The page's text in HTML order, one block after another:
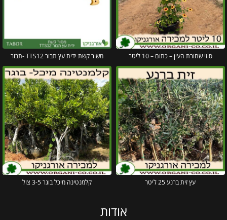
סוזי שחורת העין – כתום – 10 ליטר משור קשת ידית עץ תבור TTS12 -תבור
עץ זית ברנע 25 ליטר קלמנטינה מיכל בוגר 3-5 צול
אודות